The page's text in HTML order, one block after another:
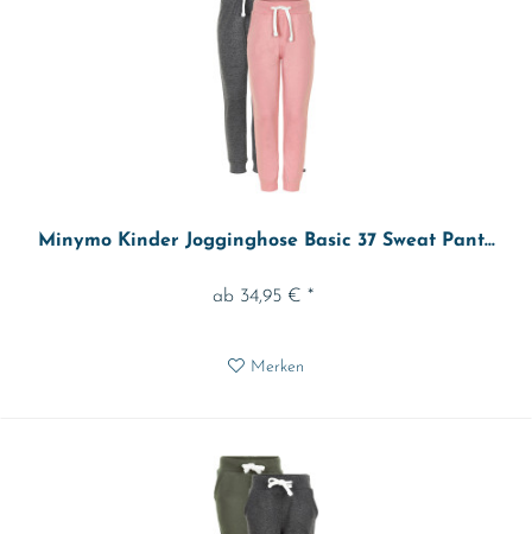
Minymo Kinder Jogginghose Basic 37 Sweat Pant...
ab 34,95 € *
Merken